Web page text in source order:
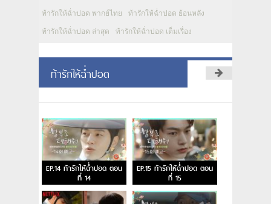
ท้ารักให้ฉ่ำปอด พากย์ไทย ท้ารักให้ฉ่ำปอด ย้อนหลัง
ท้ารักให้ฉ่ำปอด ล่าสุด ท้ารักให้ฉ่ำปอด เต็มเรื่อง
ท้ารักให้ฉ่ำปอด
EP.14 ท้ารักให้ฉ่ำปอด ตอน
ที่ 14
EP.15 ท้ารักให้ฉ่ำปอด ตอน
ที่ 15